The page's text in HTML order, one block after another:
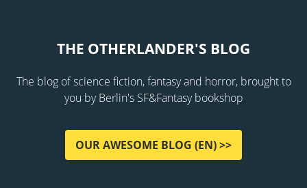
THE OTHERLANDER'S BLOG
The blog of science fiction, fantasy and horror, brought to
you by Berlin's SF&Fantasy bookshop
OUR AWESOME BLOG (EN) >>